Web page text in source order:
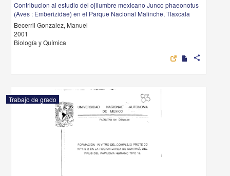
Contribucion al estudio del ojilumbre mexicano Junco phaeonotus
(Aves : Emberizidae) en el Parque Nacional Malinche, Tlaxcala
Becerril Gonzalez, Manuel
2001
Biología y Química
share
Trabajo de grado